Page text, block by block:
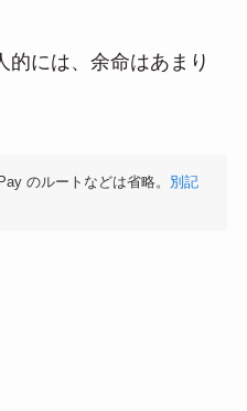
には、余命はあまり
のルートなどは省略。 別記